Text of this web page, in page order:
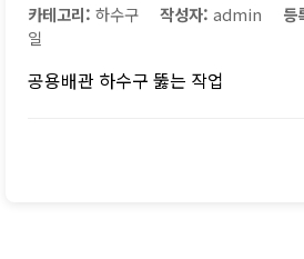
카테고리: 하수구 작성자: admin 등
일
공용배관 하수구 뚫는 작업